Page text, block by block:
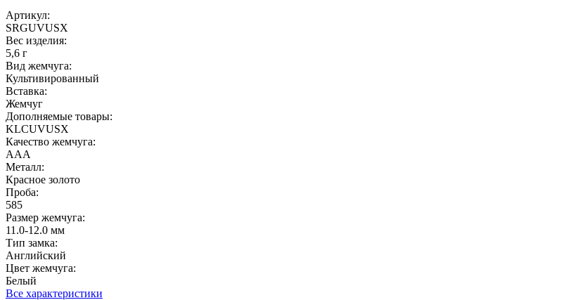
Артикул:
SRGUVUSX
Вес изделия:
5,6 г
Вид жемчуга:
Культивированный
Вставка:
Жемчуг
Дополняемые товары:
KLCUVUSX
Качество жемчуга:
ААА
Металл:
Красное золото
Проба:
585
Размер жемчуга:
11.0-12.0 мм
Тип замка:
Английский
Цвет жемчуга:
Белый
Все характеристики